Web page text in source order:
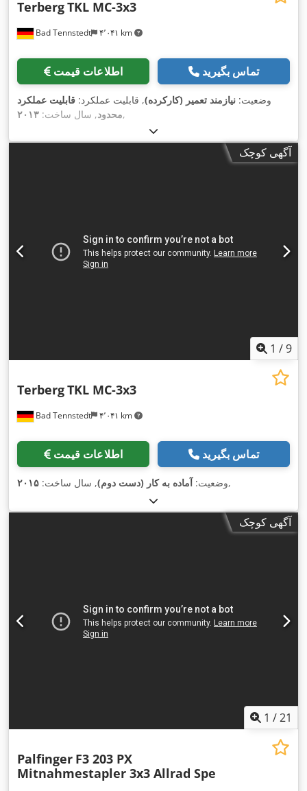
Bad Tennstedt ۴٬۰۴۱ km
TerbergTKL MC-3x3
اطلاعات قیمت تماس بگیرید
وضعیت: نیازمند تعمیر (کارکرده), قابلیت عملکرد: قابلیت عملکرد
محدود, سال ساخت: ۲۰۱۳ ,
آگهی کوچک
1 /9
Bad Tennstedt ۴٬۰۴۱ km
TerbergTKL MC-3x3
اطلاعات قیمت تماس بگیرید
وضعیت:آماده به کار (دست دوم), سال ساخت: ۲۰۱۵ ,
آگهی کوچک
1 /21
Palfinger F3 203 PX
Mitnahmestapler 3x3 Allrad Spe